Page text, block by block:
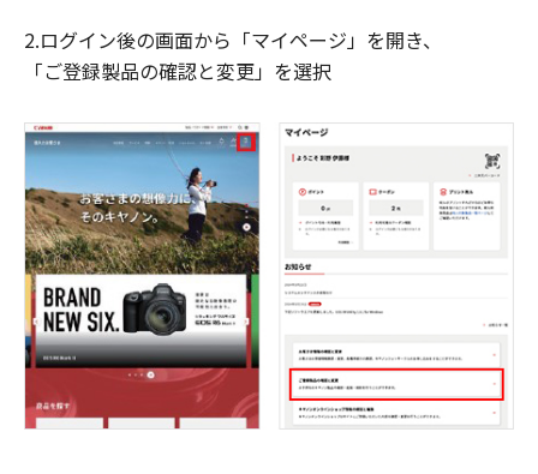
2.ログイン後の画面から「マイページ」を開き、
「ご登録製品の確認と変更」を選択